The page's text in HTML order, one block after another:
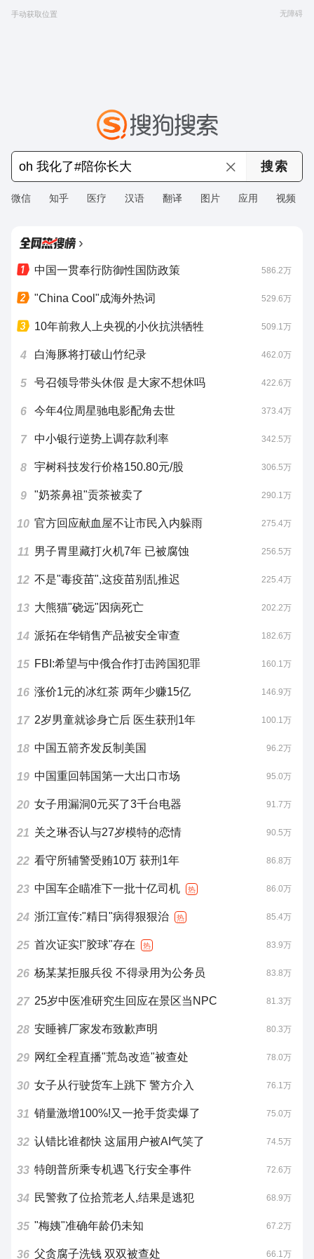
手动获取位置 无障碍
微信 知乎 医疗 汉语 翻译 图片 应用 视频
›
中国一贯奉行防御性国防政策 586.2万
"China Cool"成海外热词 529.6万
10年前救人上央视的小伙抗洪牺牲 509.1万
4 白海豚将打破山竹纪录 462.0万
5 号召领导带头休假 是大家不想休吗 422.6万
6 今年4位周星驰电影配角去世 373.4万
7 中小银行逆势上调存款利率 342.5万
8 宇树科技发行价格150.80元/股 306.5万
9 "奶茶鼻祖"贡茶被卖了 290.1万
10 官方回应献血屋不让市民入内躲雨 275.4万
11 男子胃里藏打火机7年 已被腐蚀 256.5万
12 不是"毒疫苗",这疫苗别乱推迟 225.4万
13 大熊猫"硗远"因病死亡 202.2万
14 派拓在华销售产品被安全审查 182.6万
15 FBI:希望与中俄合作打击跨国犯罪 160.1万
16 涨价1元的冰红茶 两年少赚15亿 146.9万
17 2岁男童就诊身亡后 医生获刑1年 100.1万
18 中国五箭齐发反制美国 96.2万
19 中国重回韩国第一大出口市场 95.0万
20 女子用漏洞0元买了3千台电器 91.7万
21 关之琳否认与27岁模特的恋情 90.5万
22 看守所辅警受贿10万 获刑1年 86.8万
23 中国车企瞄准下一批十亿司机 热 86.0万
24 浙江宣传:"精日"病得狠狠治 热 85.4万
25 首次证实!"胶球"存在 热 83.9万
26 杨某某拒服兵役 不得录用为公务员 83.8万
27 25岁中医准研究生回应在景区当NPC 81.3万
28 安睡裤厂家发布致歉声明 80.3万
29 网红全程直播"荒岛改造"被查处 78.0万
30 女子从行驶货车上跳下 警方介入 76.1万
31 销量激增100%!又一抢手货卖爆了 75.0万
32 认错比谁都快 这届用户被AI气笑了 74.5万
33 特朗普所乘专机遇飞行安全事件 72.6万
34 民警救了位拾荒老人,结果是逃犯 68.9万
35 "梅姨"准确年龄仍未知 67.2万
36 父贪腐子洗钱 双双被查处 66.1万